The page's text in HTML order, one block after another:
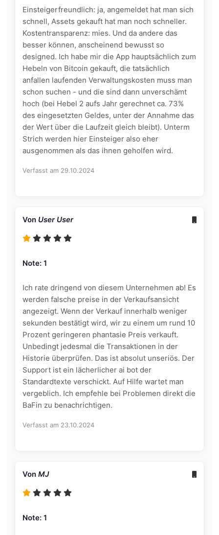
Einsteigerfreundlich: ja, angemeldet hat man sich
schnell, Assets gekauft hat man noch schneller.
Kostentransparenz: mies. Und da andere das
besser können, anscheinend bewusst so
designed. Ich habe mir die App hauptsächlich zum
Hebeln von Bitcoin gekauft, die tatsächlich
anfallen laufenden Verwaltungskosten muss man
schon suchen - und die sind dann unverschämt
hoch (bei Hebel 2 aufs Jahr gerechnet ca. 73%
des eingesetzten Geldes, unter der Annahme das
der Wert über die Laufzeit gleich bleibt). Unterm
Strich werden hier Einsteiger also eher
ausgenommen als das ihnen geholfen wird.
Verfasst am 29.10.2024
Von User User
Note: 1
Ich rate dringend von diesem Unternehmen ab! Es
werden falsche preise in der Verkaufsansicht
angezeigt. Wenn der Verkauf innerhalb weniger
sekunden bestätigt wird, wir zu einem um rund 10
Prozent geringeren phantasie Preis verkauft.
Unbedingt jedesmal die Transaktionen in der
Historie überprüfen. Das ist absolut unseriös. Der
Support ist ein lächerlicher ai bot der
Standardtexte verschickt. Auf Hilfe wartet man
vergeblich. Ich empfehle bei Problemen direkt die
BaFin zu benachrichtigen.
Verfasst am 23.10.2024
Von MJ
Note: 1